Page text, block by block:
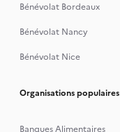
Bénévolat Bordeaux
Bénévolat Nancy
Bénévolat Nice
Organisations populaires
Banques Alimentaires